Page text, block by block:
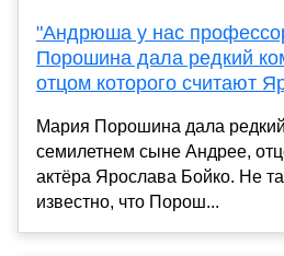
"Андрюша у нас
Порошина дала редкий
отцом которого считают
Мария Порошина дала
семилетнем сыне Андрее,
актёра Ярослава Бойко. Не
известно, что Порош...